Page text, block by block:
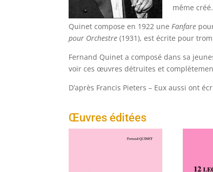
même
Quinet compose en 1922 une Fanfare
pour Orchestre(1931), est écrite pour
Fernand Quinet a composé dans sa
voir ces œuvres détruites et
D’après Francis Pieters – Eux aussi ont
Œuvres éditées